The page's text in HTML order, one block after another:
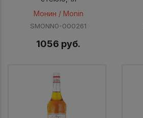
Монин / Monin
SMONN0-000261
1056 руб.